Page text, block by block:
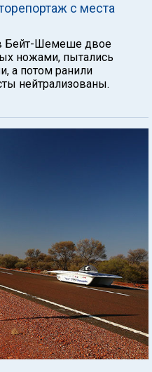
с места
в Бейт-Шемеше двое
ножами, пытались
а потом ранили
нейтрализованы.